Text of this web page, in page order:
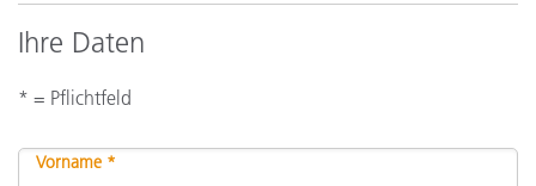
Ihre Daten
* = Pflichtfeld
Vorname *